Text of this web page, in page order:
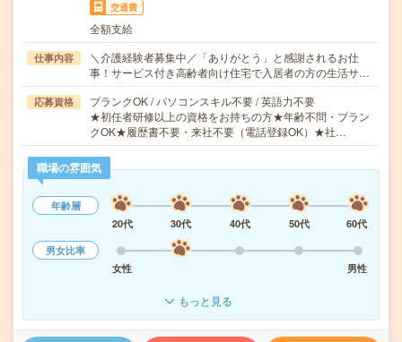
交通費
全額支給
仕事内容
＼介護経験者募集中／「ありがとう」と感謝されるお仕
事！サービス付き高齢者向け住宅で入居者の方の生活サ…
応募資格
ブランクOK / パソコンスキル不要 / 英語力不要
★初任者研修以上の資格をお持ちの方★年齢不問・ブラン
クOK★履歴書不要・来社不要（電話登録OK）★社…
職場の雰囲気
年齢層
20代
30代 40代 50代
60代
男女比率
女性
男性
もっと見る